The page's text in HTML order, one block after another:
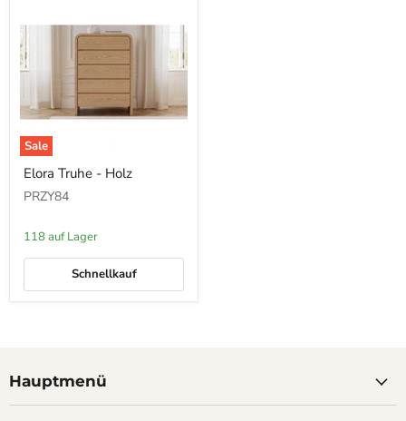
Sale
Truhe
Holz
Elora Truhe - Holz
PRZY84
118 auf Lager
Schnellkauf
Hauptmenü